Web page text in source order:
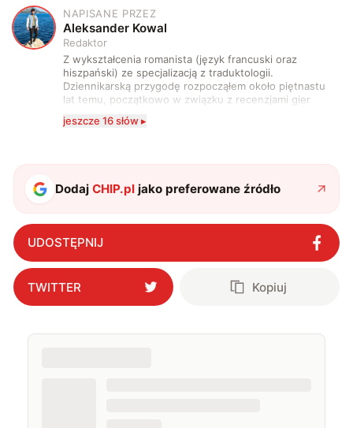
A
NAPISANE PRZEZ
Aleksander Kowal
Redaktor
Z wykształcenia romanista (język francuski oraz
hiszpański) ze specjalizacją z traduktologii.
Dziennikarską przygodę rozpocząłem około piętnastu
lat temu, początkowo w związku z recenzjami gier
zdecydowanie częściej na tematy związane z nauką
także uprawiać oraz oglądać sport.
jeszcze 16 słów ▸
DodajCHIP.pl jako preferowane źródło
UDOSTĘPNIJ
TWITTER Kopiuj